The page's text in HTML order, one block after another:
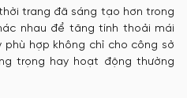
trang đã sáng tạo hơn trong
nhau để tăng tính thoải mái
hợp không chỉ cho công sở
trọng hay hoạt động thường